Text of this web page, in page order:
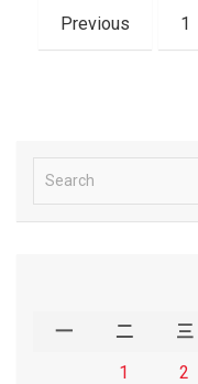
章
Previous 1
e
一 二 三
1
2